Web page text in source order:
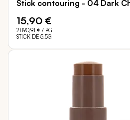
Stick contouring - 04 Dark
15,90 €
2 890,91 € / KG
STICK DE 5,5G